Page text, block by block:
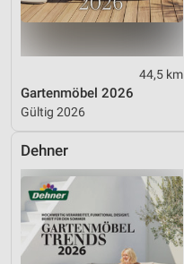
44,5 km
Gartenmöbel 2026
Gültig 2026
Dehner
Funktional